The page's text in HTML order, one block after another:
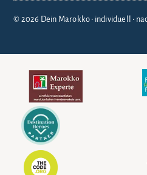
© 2026 Dein Marokko • individuell •